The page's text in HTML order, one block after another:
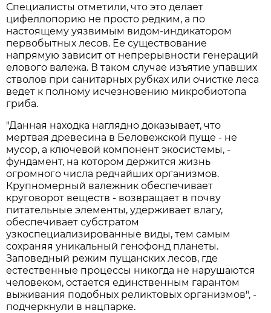
Специалисты отметили, что это делает
цифеллопорию не просто редким, а по
настоящему уязвимым видом-индикатором
первобытных лесов. Ее существование
напрямую зависит от непрерывности генераций
елового валежа. В таком случае изъятие упавших
стволов при санитарных рубках или очистке леса
ведет к полному исчезновению микробиотопа
гриба.
"Данная находка наглядно доказывает, что
мертвая древесина в Беловежской пуще - не
мусор, а ключевой компонент экосистемы, -
фундамент, на котором держится жизнь
огромного числа редчайших организмов.
Крупномерный валежник обеспечивает
круговорот веществ - возвращает в почву
питательные элементы, удерживает влагу,
обеспечивает субстратом
узкоспециализированные виды, тем самым
сохраняя уникальный генофонд планеты.
Заповедный режим пущанских лесов, где
естественные процессы никогда не нарушаются
человеком, остается единственным гарантом
выживания подобных реликтовых организмов", -
подчеркнули в нацпарке.